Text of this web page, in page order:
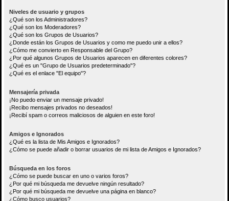
Niveles de usuario y grupos
¿Qué son los Administradores?
¿Qué son los Moderadores?
¿Qué son los Grupos de Usuarios?
¿Donde están los Grupos de Usuarios y como me puedo unir a ellos?
¿Cómo me convierto en Responsable del Grupo?
¿Por qué algunos Grupos de Usuarios aparecen en diferentes colores?
¿Qué es un "Grupo de Usuarios predeterminado"?
¿Qué es el enlace "El equipo"?
Mensajería privada
¡No puedo enviar un mensaje privado!
¡Recibo mensajes privados no deseados!
¡Recibí spam o correos maliciosos de alguien en este foro!
Amigos e Ignorados
¿Qué es la lista de Mis Amigos e Ignorados?
¿Cómo se puede añadir o borrar usuarios de mi lista de Amigos e Ignorados?
Búsqueda en los foros
¿Cómo se puede buscar en uno o varios foros?
¿Por qué mi búsqueda me devuelve ningún resultado?
¿Por qué mi búsqueda me devuelve una página en blanco?
¿Cómo busco usuarios?